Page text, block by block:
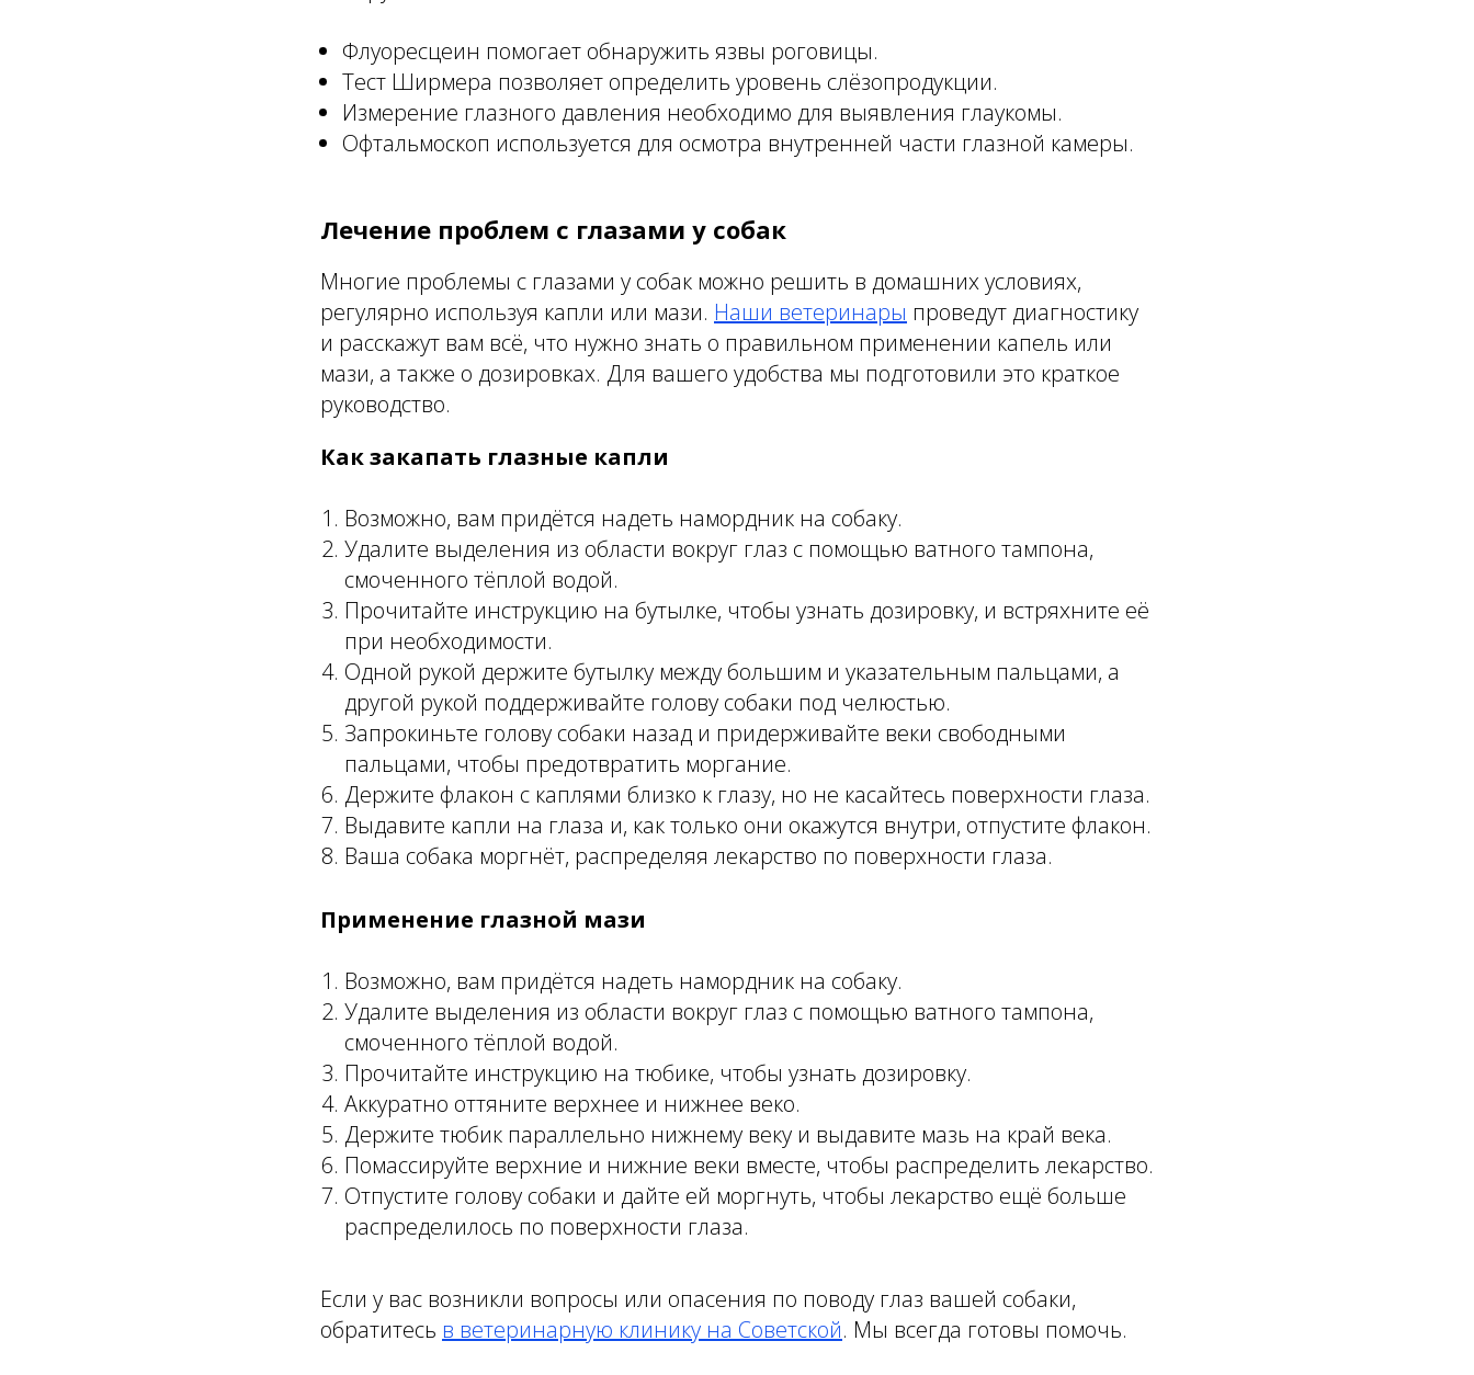
Флуоресцеин помогает обнаружить язвы роговицы.
Тест Ширмера позволяет определить уровень слёзопродукции.
Измерение глазного давления необходимо для выявления глаукомы.
Офтальмоскоп используется для осмотра внутренней части глазной камеры.
Лечение проблем с глазами у собак
Многие проблемы с глазами у собак можно решить в домашних условиях,
регулярно используя капли или мази. Наши ветеринары проведут диагностику
и расскажут вам всё, что нужно знать о правильном применении капель или
мази, а также о дозировках. Для вашего удобства мы подготовили это краткое
руководство.
Как закапать глазные капли
Возможно, вам придётся надеть намордник на собаку.
Удалите выделения из области вокруг глаз с помощью ватного тампона,
смоченного тёплой водой.
Прочитайте инструкцию на бутылке, чтобы узнать дозировку, и встряхните её
при необходимости.
Одной рукой держите бутылку между большим и указательным пальцами, а
другой рукой поддерживайте голову собаки под челюстью.
Запрокиньте голову собаки назад и придерживайте веки свободными
пальцами, чтобы предотвратить моргание.
Держите флакон с каплями близко к глазу, но не касайтесь поверхности глаза.
Выдавите капли на глаза и, как только они окажутся внутри, отпустите флакон.
Ваша собака моргнёт, распределяя лекарство по поверхности глаза.
Применение глазной мази
Возможно, вам придётся надеть намордник на собаку.
Удалите выделения из области вокруг глаз с помощью ватного тампона,
смоченного тёплой водой.
Прочитайте инструкцию на тюбике, чтобы узнать дозировку.
Аккуратно оттяните верхнее и нижнее веко.
Держите тюбик параллельно нижнему веку и выдавите мазь на край века.
Помассируйте верхние и нижние веки вместе, чтобы распределить лекарство.
Отпустите голову собаки и дайте ей моргнуть, чтобы лекарство ещё больше
распределилось по поверхности глаза.
Если у вас возникли вопросы или опасения по поводу глаз вашей собаки,
обратитесь в ветеринарную клинику на Советской. Мы всегда готовы помочь.